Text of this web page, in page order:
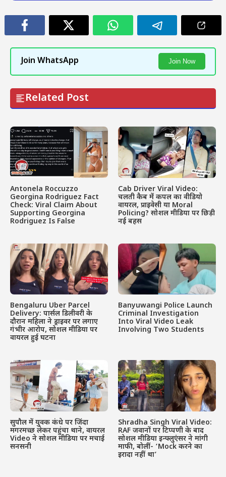
Join WhatsApp Join Now
Related Post
Antonela Roccuzzo
Georgina Rodriguez Fact
Check: Viral Claim About
Supporting Georgina
Rodriguez Is False
Cab Driver Viral Video:
चलती कैब में कपल का वीडियो
वायरल, प्राइवेसी या Moral
Policing? सोशल मीडिया पर छिड़ी
नई बहस
Bengaluru Uber Parcel
Delivery: पार्सल डिलीवरी के
दौरान महिला ने ड्राइवर पर लगाए
गंभीर आरोप, सोशल मीडिया पर
वायरल हुई घटना
Banyuwangi Police Launch
Criminal Investigation
Into Viral Video Leak
Involving Two Students
सुपौल में युवक कंधे पर जिंदा
मगरमच्छ लेकर पहुंचा थाने, वायरल
Video ने सोशल मीडिया पर मचाई
सनसनी
Shradha Singh Viral Video:
RAF जवानों पर टिप्पणी के बाद
सोशल मीडिया इन्फ्लुएंसर ने मांगी
माफी, बोलीं- ‘Mock करने का
इरादा नहीं था’